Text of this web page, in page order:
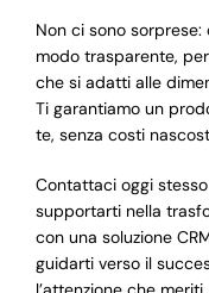
Non ci sono
modo trasparente,
che si adatti alle
Ti garantiamo un
te, senza costi
Contattaci oggi
supportarti nella
con una soluzione
guidarti verso il